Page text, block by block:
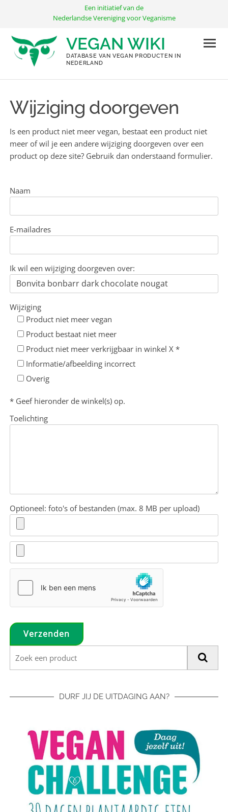
inhoud
Een initiatief van de
Nederlandse Vereniging voor Veganisme
VEGAN WIKI
DATABASE VAN VEGAN PRODUCTEN IN
NEDERLAND
Wijziging doorgeven
Is een product niet meer vegan, bestaat een product niet
meer of wil je een andere wijziging doorgeven over een
product op deze site? Gebruik dan onderstaand formulier.
Naam
E-mailadres
Ik wil een wijziging doorgeven over:
Wijziging
Product niet meer vegan
Product bestaat niet meer
Product niet meer verkrijgbaar in winkel X *
Informatie/afbeelding incorrect
Overig
* Geef hieronder de winkel(s) op.
Toelichting
Optioneel: foto's of bestanden (max. 8 MB per upload)
DURF JIJ DE UITDAGING AAN?